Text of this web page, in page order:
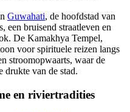
Guwahati, de hoofdstad van
een bruisend straatleven en
De Kamakhya Tempel,
voor spirituele reizen langs
stroomopwaarts, waar de
drukte van de stad.
en riviertradities